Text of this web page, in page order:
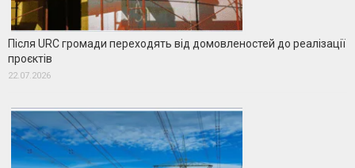
Після URC громади переходять від домовленостей до реалізації
проєктів
22.07.2026